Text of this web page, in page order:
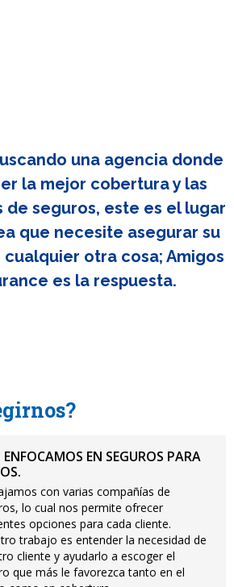
una agencia donde
la mejor cobertura y las
de seguros, este es el lugar
que necesite asegurar su
cualquier otra cosa; Amigos
es la respuesta.
ENFOCAMOS EN SEGUROS PARA
con varias compañías de
lo cual nos permite ofrecer
opciones para cada cliente.
trabajo es entender la necesidad de
cliente y ayudarlo a escoger el
que más le favorezca tanto en el